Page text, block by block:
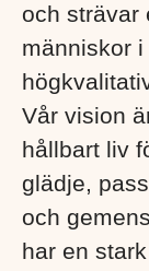
och strävar
människor
Vår vision
hållbart liv
glädje,
och
har en